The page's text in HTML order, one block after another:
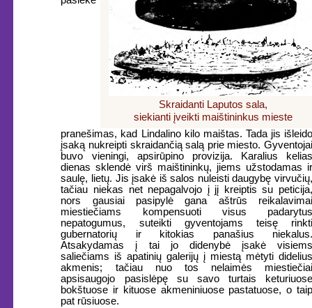
Skraidanti Laputos sala,
siekianti įveikti maištininkus mieste
pranešimas, kad Lindalino kilo maištas. Tada jis išleido
įsaką nukreipti skraidančią salą prie miesto. Gyventojai
buvo vieningi, apsirūpino provizija. Karalius kelias
dienas sklendė virš maištininkų, jiems užstodamas ir
saulę, lietų. Jis įsakė iš salos nuleisti daugybę virvučių,
tačiau niekas net nepagalvojo į jį kreiptis su peticija,
nors gausiai pasipylė gana aštrūs reikalavimai
miestiečiams kompensuoti visus padarytus
nepatogumus, suteikti gyventojams teisę rinkti
gubernatorių ir kitokias panašius niekalus.
Atsakydamas į tai jo didenybė įsakė visiems
saliečiams iš apatinių galerijų į miestą mėtyti didelius
akmenis; tačiau nuo tos nelaimės miestiečiai
apsisaugojo pasislėpę su savo turtais keturiuose
bokštuose ir kituose akmeniniuose pastatuose, o taip
pat rūsiuose.